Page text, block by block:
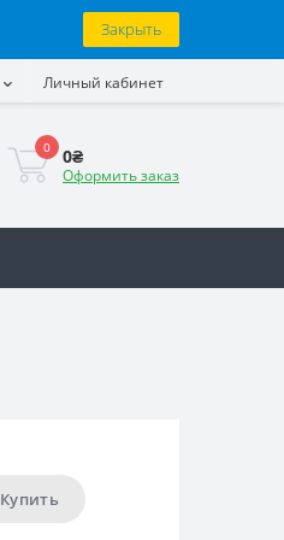
Закрыть
Личный кабинет
0 0₴
Оформить заказ
Купить